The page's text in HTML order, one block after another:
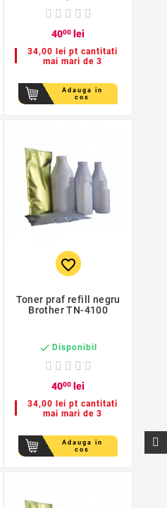
4000 lei
34,00 lei pt cantitati
mai mari de 3
Adauga in
cos
favorite_border
Toner praf refill negru
Brother TN-4100
 Disponibil
4000 lei
34,00 lei pt cantitati
mai mari de 3
Adauga in
cos